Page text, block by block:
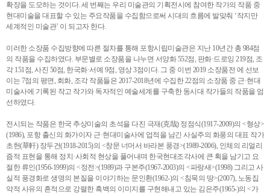
확장을 도모하는 것이다. 세 번째는 우리 미술관의 기획전시에 참여한 작가의 작품 중
현대미술을 대표할 수 있는 주요작품을 수집함으로써 시대의 흐름에 발맞춰 ‘작지만
세계적인 미술관’ 이 되고자 한다.
이러한 소장품 수집방향에 따른 절차를 통해 포항시립미술관은 지난 10년간 총 984점
의 작품을 수집하였다. 부문별로 소장품을 나누면 서양화 552점, 판화·드로잉 219점, 조
각 151점, 사진 50점, 한국화·서예 9점, 영상 3점이다. 그 중 이번 2019 소장품전 에 선보
이는 7점의 평면, 회화, 조각 작품들은 2017-2018년에 수집한 22점의 소장품 중 근·현대
미술사에 기록된 작고 작가와 독자적인 예술세계를 구축한 동시대 작가들의 작품을 엄
선하였다.
전시되는 작품은 한국 추상미술의 초석을 다진 극재(克哉) 정점식(1917-2009)의 <형상>
(1986), 포항 출신의 화가이자 근·현대미술사에 업적을 남긴 사실주의 화풍의 대표 작가
초헌(草軒) 장두건(1918-2015)의 <창문 너머서 바라본 풍경>(1989-2006), 인체의 리얼리
즘적 표현을 통해 정치·사회적 현상을 풀어내며 한국현대조각사에 큰 획을 남기고 요
절한 류인(1956-1999)의 <정전>(1989)과 구본주(1967-2003)의 <파랑새>(1998) 그리고 사
실적 풍경화로 생명의 본질을 이야기하는 문인환(1962-)의 <침묵의 땅>(2007), 노동집
약적 사유의 흔적으로 강렬한 흑백의 이미지를 구현해내고 있는 김은주(1965-)의 <가